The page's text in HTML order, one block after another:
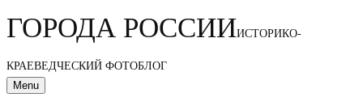
ГОРОДА РОССИИИСТОРИКО-
КРАЕВЕДЧЕСКИЙ ФОТОБЛОГ
Menu